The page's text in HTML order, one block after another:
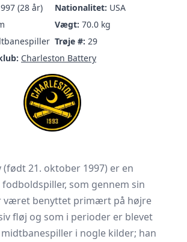
(28 år) Nationalitet: USA
Vægt: 70.0 kg
Trøje #: 29
Charleston Battery
(født 21. oktober 1997) er en
som gennem sin
været benyttet primært på højre
fløj og som i perioder er blevet
i nogle kilder; han